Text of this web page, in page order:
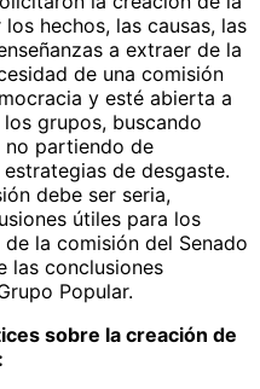
hechos, las causas, las
a extraer de la
de una comisión
y esté abierta a
grupos, buscando
no partiendo de
de desgaste.
debe ser seria,
útiles para los
la comisión del Senado
las conclusiones
Popular.
sobre la creación de